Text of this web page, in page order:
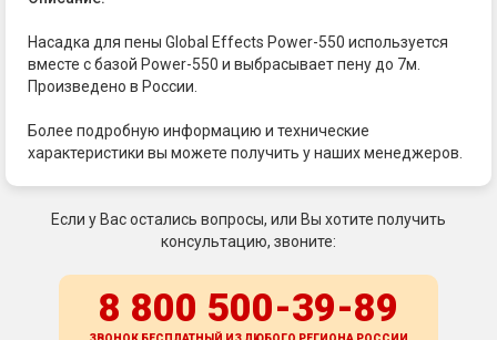
Насадка для пены Global Effects Power-550 используется
вместе с базой Power-550 и выбрасывает пену до 7м.
Произведено в России.
Более подробную информацию и технические
характеристики вы можете получить у наших менеджеров.
Если у Вас остались вопросы, или Вы хотите получить
консультацию, звоните:
8 800 500-39-89